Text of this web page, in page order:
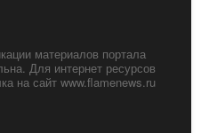
материалов портала
Для интернет ресурсов
на сайт www.flamenews.ru